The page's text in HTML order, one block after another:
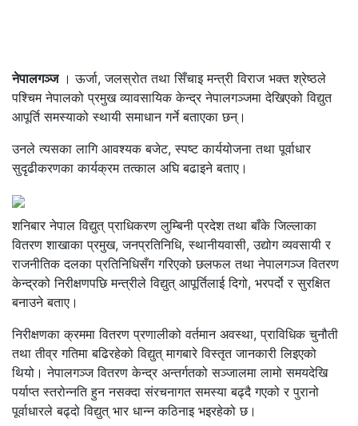
नेपालगञ्ज। ऊर्जा, जलस्रोत तथा सिँचाइ मन्त्री विराज भक्त श्रेष्ठले
पश्चिम नेपालको प्रमुख व्यावसायिक केन्द्र नेपालगञ्जमा देखिएको विद्युत
आपूर्ति समस्याको स्थायी समाधान गर्ने बताएका छन्।
उनले त्यसका लागि आवश्यक बजेट, स्पष्ट कार्ययोजना तथा पूर्वाधार
सुदृढीकरणका कार्यक्रम तत्काल अघि बढाइने बताए।
शनिबार नेपाल विद्युत् प्राधिकरण लुम्बिनी प्रदेश तथा बाँके जिल्लाका
वितरण शाखाका प्रमुख, जनप्रतिनिधि, स्थानीयवासी, उद्योग व्यवसायी र
राजनीतिक दलका प्रतिनिधिसँग गरिएको छलफल तथा नेपालगञ्ज वितरण
केन्द्रको निरीक्षणपछि मन्त्रीले विद्युत् आपूर्तिलाई दिगो, भरपर्दो र सुरक्षित
बनाउने बताए।
निरीक्षणका क्रममा वितरण प्रणालीको वर्तमान अवस्था, प्राविधिक चुनौती
तथा तीव्र गतिमा बढिरहेको विद्युत् मागबारे विस्तृत जानकारी लिइएको
थियो। नेपालगञ्ज वितरण केन्द्र अन्तर्गतको सञ्जालमा लामो समयदेखि
पर्याप्त स्तरोन्नति हुन नसक्दा संरचनागत समस्या बढ्दै गएको र पुरानो
पूर्वाधारले बढ्दो विद्युत् भार धान्न कठिनाइ भइरहेको छ।